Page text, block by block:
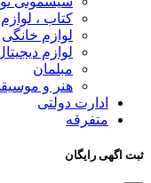
کتاب ، لوازم
لوازم خانگی
لوازم
مبلمان
هنر و
ادارت دولتی
متفرقه
ثبت اگهی رایگان